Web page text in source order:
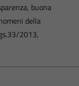
buona
della
2013,